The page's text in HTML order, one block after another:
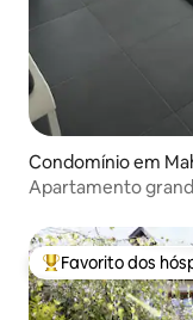
Condomínio em
Apartamento
Favoritos dos
Favorito dos